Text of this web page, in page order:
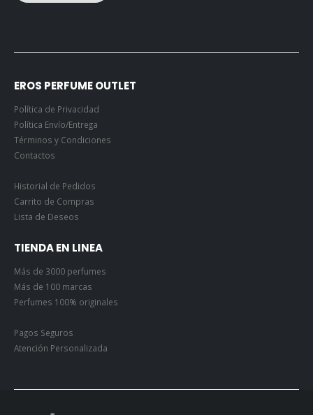
EROS PERFUME OUTLET
Política de Privacidad
Política Envío/Entrega
Términos y Condiciones
Contactos
Historial de Pedidos
Carrito de Compras
Lista de Deseos
TIENDA EN LINEA
Más de 3000 perfumes
Más de 100 marcas
Perfumes 100% originales
Pagos Seguros
Atención Personalizada